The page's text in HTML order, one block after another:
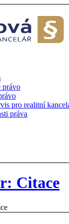
právo
pro realitní
práva
Citace